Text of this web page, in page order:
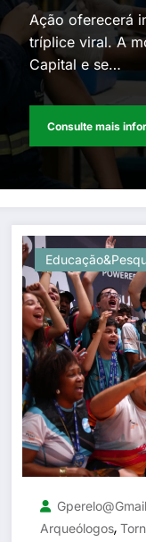
Ação oferecerá
tríplice viral. A
Capital e se…
Consulte mais
Arqueólogos,